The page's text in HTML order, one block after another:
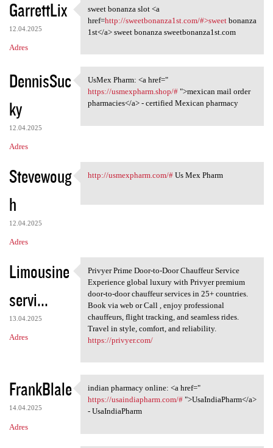
GarrettLix
12.04.2025
Adres
sweet bonanza slot <a href
sweet bonanza slot <a
href=http://sweetbonanza1st.com/#>sweetbonanza
1st</a> sweet bonanza sweetbonanza1st.com
DennisSuc
ky
12.04.2025
Adres
UsMex Pharm: <a href=" https:
UsMex Pharm: <a href="
https://usmexpharm.shop/#">mexican mail order
pharmacies</a> - certified Mexican pharmacy
Stevewoug
h
12.04.2025
Adres
http://usmexpharm.com/# Us
http://usmexpharm.com/#Us Mex Pharm
Limousine
servi...
13.04.2025
Adres
Privyer Prime Door-to-Door
Privyer Prime Door-to-Door Chauffeur Service
Experience global luxury with Privyer premium
door-to-door chauffeur services in 25+ countries.
Book via web or Call , enjoy professional
chauffeurs, flight tracking, and seamless rides.
Travel in style, comfort, and reliability.
https://privyer.com/
FrankBlale
14.04.2025
Adres
indian pharmacy online: <a
indian pharmacy online: <a href="
https://usaindiapharm.com/#">UsaIndiaPharm</a>
- UsaIndiaPharm